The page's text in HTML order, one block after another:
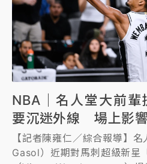
NBA｜名人堂大前輩
要沉迷外線 場上影
【記者陳雍仁／綜合報導】
Gasol）近期對馬刺超級新星